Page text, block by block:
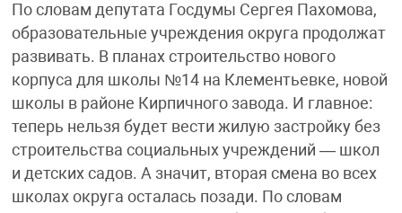
По словам депутата Госдумы Сергея Пахомова,
образовательные учреждения округа продолжат
развивать. В планах строительство нового
корпуса для школы №14 на Клементьевке, новой
школы в районе Кирпичного завода. И главное:
теперь нельзя будет вести жилую застройку без
строительства социальных учреждений — школ
и детских садов. А значит, вторая смена во всех
школах округа осталась позади. По словам